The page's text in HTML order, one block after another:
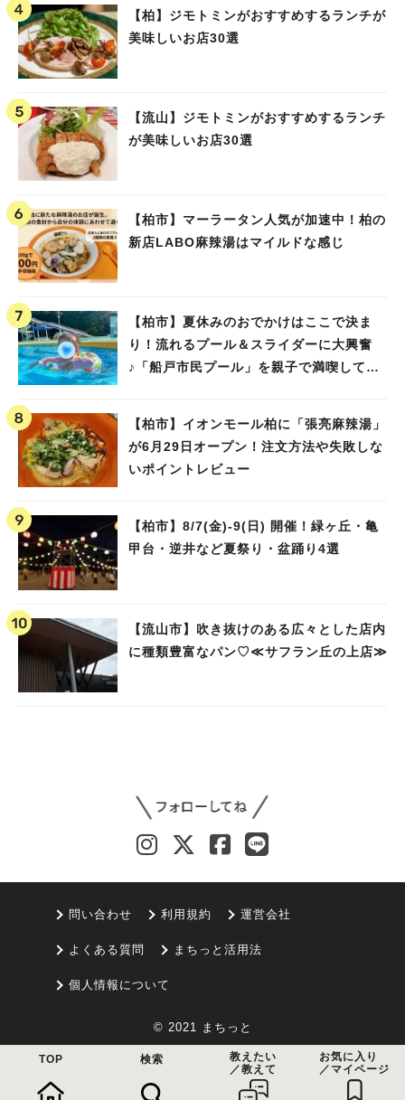
【柏】ジモトミンがおすすめするランチが
美味しいお店30選
【流山】ジモトミンがおすすめするランチ
が美味しいお店30選
【柏市】マーラータン人気が加速中！柏の
新店LABO麻辣湯はマイルドな感じ
【柏市】夏休みのおでかけはここで決ま
り！流れるプール＆スライダーに大興奮
♪「船戸市民プール」を親子で満喫してき
【柏市】イオンモール柏に「張亮麻辣湯」
が6月29日オープン！注文方法や失敗しな
いポイントレビュー
【柏市】8/7(金)‐9(日) 開催！緑ヶ丘・亀
甲台・逆井など夏祭り・盆踊り4選
【流山市】吹き抜けのある広々とした店内
に種類豊富なパン♡≪サフラン丘の上店≫
問い合わせ 利用規約 運営会社
よくある質問 まちっと活用法
個人情報について
© 2021 まちっと
TOP 検索
教えたい
／教えて
お気に入り
／マイページ